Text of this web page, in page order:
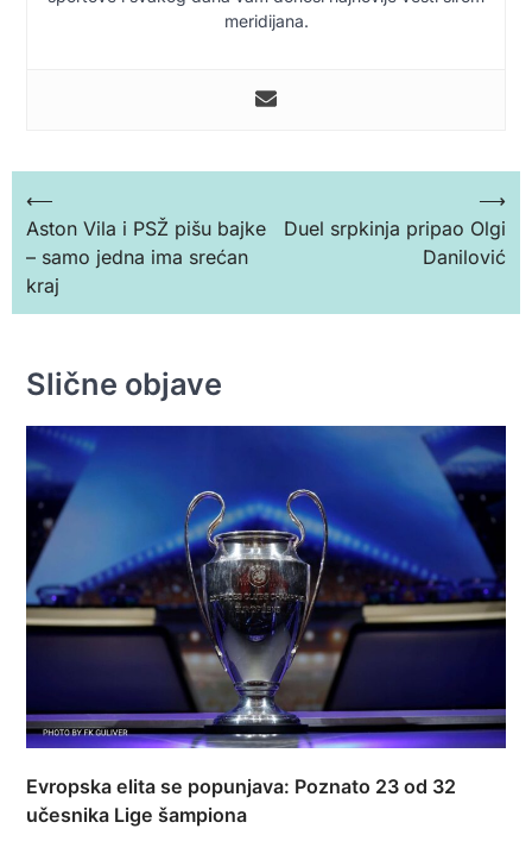
meridijana.
Кретање
чланка
⟵
Aston Vila i PSŽ pišu bajke
– samo jedna ima srećan
kraj
Duel srpkinja pripao Olgi
Danilović
⟶
Slične objave
Evropska elita se popunjava: Poznato 23 od 32
učesnika Lige šampiona